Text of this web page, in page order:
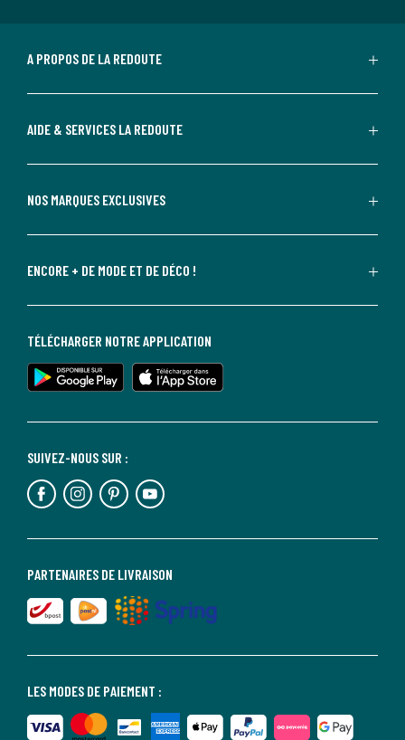
A PROPOS DE LA REDOUTE
AIDE & SERVICES LA REDOUTE
NOS MARQUES EXCLUSIVES
ENCORE + DE MODE ET DE DÉCO !
LES MODES DE PAIEMENT :
PARTENAIRES DE LIVRAISON
SUIVEZ-NOUS SUR :
TÉLÉCHARGER NOTRE APPLICATION